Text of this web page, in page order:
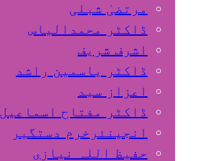
مرتضیٰ شبلی
ڈاکٹر محمدالیاس
اشرف شریف
ڈاکٹر یاسمین راشد
اعزاز سید
ڈاکٹر مفتاح اسماعیل
انجینئرخرم دستگیر
حفیظ اللہ نیازی